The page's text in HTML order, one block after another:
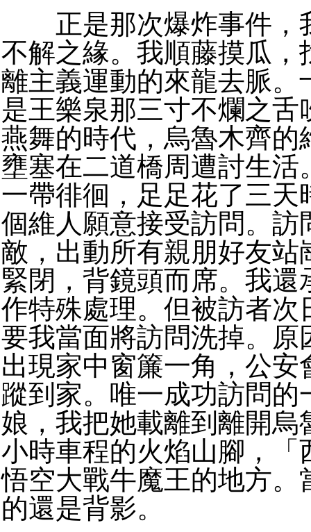
正是那次爆炸事件，
不解之緣。我順藤摸瓜，
離主義運動的來龍去脈。
是王樂泉那三寸不爛之舌
燕舞的時代，烏魯木齊的
壅塞在二道橋周遭討生活
一帶徘徊，足足花了三天
個維人願意接受訪問。訪
敵，出動所有親朋好友站
緊閉，背鏡頭而席。我還
作特殊處理。但被訪者次
要我當面將訪問洗掉。原
出現家中窗簾一角，公安
蹤到家。唯一成功訪問的
娘，我把她載離到離開烏
小時車程的火焰山腳，「
悟空大戰牛魔王的地方。
的還是背影。